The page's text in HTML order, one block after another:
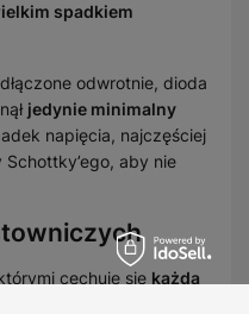
spadkiem
odwrotnie, dioda
jedynie minimalny
napięcia, najczęściej
aby nie
cechuje się każda